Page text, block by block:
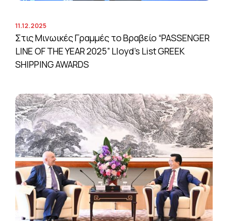
11.12.2025
Στις Μινωικές Γραμμές το Βραβείο “PASSENGER
LINE OF THE YEAR 2025” Lloyd’s List GREEK
SHIPPING AWARDS